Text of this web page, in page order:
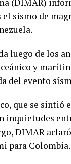
sismo de
luego de los
y
del evento
que se sintió
inquietudes
DIMAR
para Colombia.